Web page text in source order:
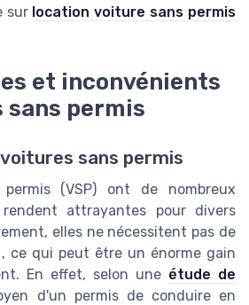
sur location voiture sans permis
et inconvénients
sans permis
sans permis
(VSP) ont de nombreux
attrayantes pour divers
elles ne nécessitent pas de
ce qui peut être un énorme gain
En effet, selon une étude de
d'un permis de conduire en